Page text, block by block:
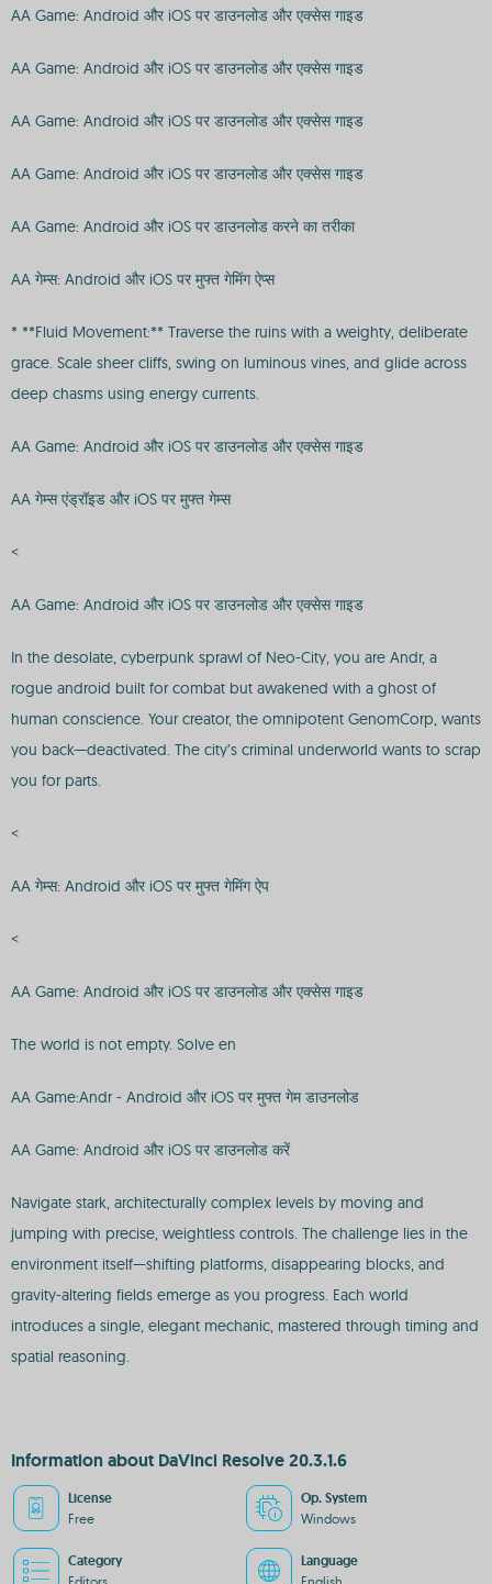
AA Game: Android और iOS पर डाउनलोड और एक्सेस गाइड
AA Game: Android और iOS पर डाउनलोड और एक्सेस गाइड
AA Game: Android और iOS पर डाउनलोड और एक्सेस गाइड
AA Game: Android और iOS पर डाउनलोड और एक्सेस गाइड
AA Game: Android और iOS पर डाउनलोड करने का तरीका
AA गेम्स: Android और iOS पर मुफ्त गेमिंग ऐप्स
* **Fluid Movement:** Traverse the ruins with a weighty, deliberate
grace. Scale sheer cliffs, swing on luminous vines, and glide across
deep chasms using energy currents.
AA Game: Android और iOS पर डाउनलोड और एक्सेस गाइड
AA गेम्स एंड्रॉइड और iOS पर मुफ्त गेम्स
<
AA Game: Android और iOS पर डाउनलोड और एक्सेस गाइड
In the desolate, cyberpunk sprawl of Neo-City, you are Andr, a
rogue android built for combat but awakened with a ghost of
human conscience. Your creator, the omnipotent GenomCorp, wants
you back—deactivated. The city’s criminal underworld wants to scrap
you for parts.
<
AA गेम्स: Android और iOS पर मुफ्त गेमिंग ऐप
<
AA Game: Android और iOS पर डाउनलोड और एक्सेस गाइड
The world is not empty. Solve en
AA Game:Andr - Android और iOS पर मुफ्त गेम डाउनलोड
AA Game: Android और iOS पर डाउनलोड करें
Navigate stark, architecturally complex levels by moving and
jumping with precise, weightless controls. The challenge lies in the
environment itself—shifting platforms, disappearing blocks, and
gravity-altering fields emerge as you progress. Each world
introduces a single, elegant mechanic, mastered through timing and
spatial reasoning.
Information about DaVinci Resolve 20.3.1.6
License
Free
Op. System
Windows
Category Language